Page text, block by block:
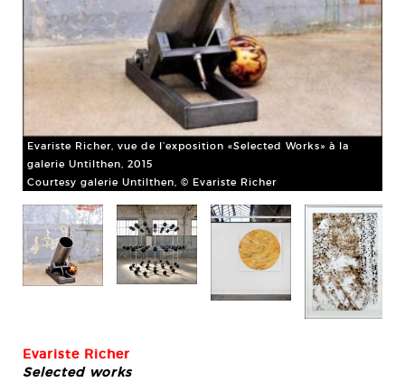
Evariste Richer, vue de l’exposition «Selected Works» à la
galerie Untilthen, 2015
Courtesy galerie Untilthen, © Evariste Richer
Evariste Richer
Selected works